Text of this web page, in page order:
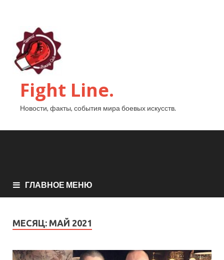
Fight Line.
Новости, факты, события мира боевых искусств.
ГЛАВНОЕ МЕНЮ
МЕСЯЦ: МАЙ 2021